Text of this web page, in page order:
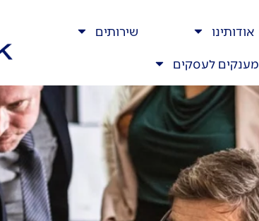
אודותינו שירותים
מענקים לעסקים